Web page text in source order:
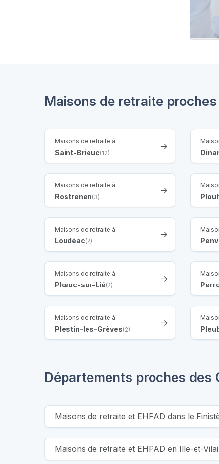
Maisons de retraite
Maisons de retraite à
Saint-Brieuc(12)
Maisons de retraite à
Rostrenen(3)
Maisons de retraite à
Loudéac(2)
Maisons de retraite à
Plœuc-sur-Lié(2)
Maisons de retraite à
Plestin-les-Grèves(2)
Départements proches des
Maisons de retraite et EHPAD dans le
Maisons de retraite et EHPAD en Ille-et-